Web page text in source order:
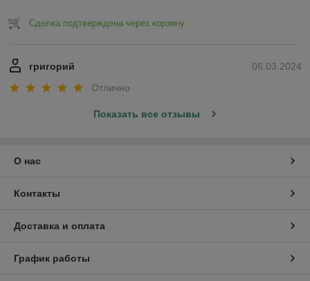
Сделка подтверждена через корзину
06.03.2024
григорий
Отлично
Показать все отзывы
О нас
Контакты
Доставка и оплата
График работы